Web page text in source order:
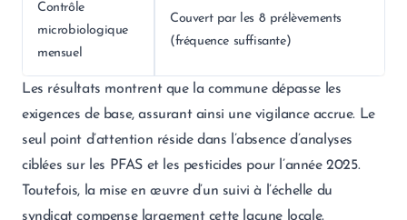
Contrôle
microbiologique
mensuel
Couvert par les 8 prélèvements
(fréquence suffisante)
Les résultats montrent que la commune dépasse les
exigences de base, assurant ainsi une vigilance accrue. Le
seul point d’attention réside dans l’absence d’analyses
ciblées sur les PFAS et les pesticides pour l’année 2025.
Toutefois, la mise en œuvre d’un suivi à l’échelle du
syndicat compense largement cette lacune locale.